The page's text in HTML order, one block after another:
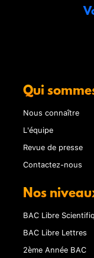
Qui
Nous connaître
L'équipe
Revue de presse
Contactez-nous
Nos
BAC Libre
BAC Libre Lettres
2ème Année BAC